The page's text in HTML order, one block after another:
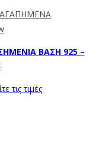
ΑΓΑΠΗΜΕΝΑ
ΒΆΣΗ 925 –
τις τιμές